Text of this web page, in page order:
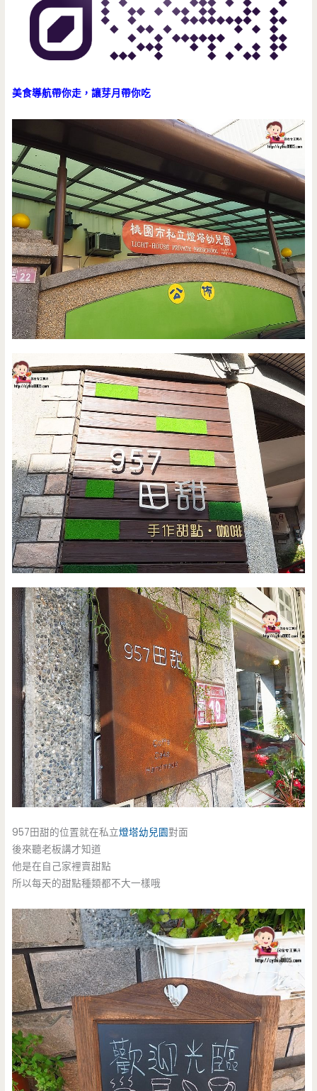
美食導航帶你走，讓芽月帶你吃
957田甜的位置就在私立燈塔幼兒園對面
後來聽老板講才知道
他是在自己家裡賣甜點
所以每天的甜點種類都不大一樣哦